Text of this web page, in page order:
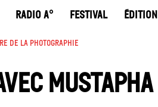
RADIO A° FESTIVAL ÉDITION
de la photographie
Mustapha